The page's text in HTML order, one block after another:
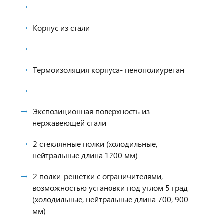
Корпус из стали
Термоизоляция корпуса- пенополиуретан
Экспозиционная поверхность из
нержавеющей стали
2 стеклянные полки (холодильные,
нейтральные длина 1200 мм)
2 полки-решетки с ограничителями,
возможностью установки под углом 5 град
(холодильные, нейтральные длина 700, 900
мм)